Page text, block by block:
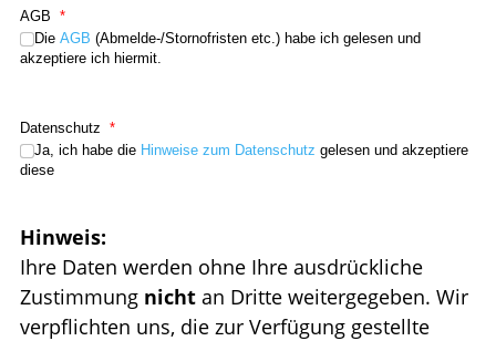
AGB *
Die AGB (Abmelde-/Stornofristen etc.) habe ich gelesen und
akzeptiere ich hiermit.
Datenschutz *
Ja, ich habe die Hinweise zum Datenschutz gelesen und akzeptiere
diese
Hinweis:
Ihre Daten werden ohne Ihre ausdrückliche
Zustimmung nicht an Dritte weitergegeben. Wir
verpflichten uns, die zur Verfügung gestellte